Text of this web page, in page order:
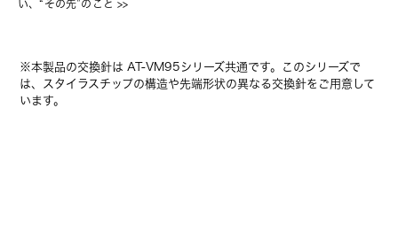
い、“その先”のこと >>
※本製品の交換針は AT-VM95シリーズ共通です。このシリーズで
は、スタイラスチップの構造や先端形状の異なる交換針をご用意して
います。